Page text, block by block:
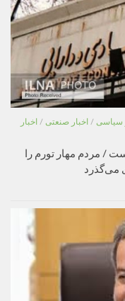
سیاسی / اخبار صنعتی / اخبار
/ مردم مهار تورم را
می‌گذرد